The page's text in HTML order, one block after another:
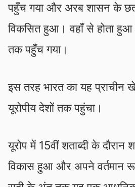
पहुँच गया और अरब शासन के
विकसित हुआ। वहाँ से होता हुआ
तक पहुँच गया।
इस तरह भारत का यह प्राचीन
यूरोपीय देशों तक पहुंचा।
यूरोप में 15वीं शताब्दी के
विकास हुआ और अपने वर्तमान